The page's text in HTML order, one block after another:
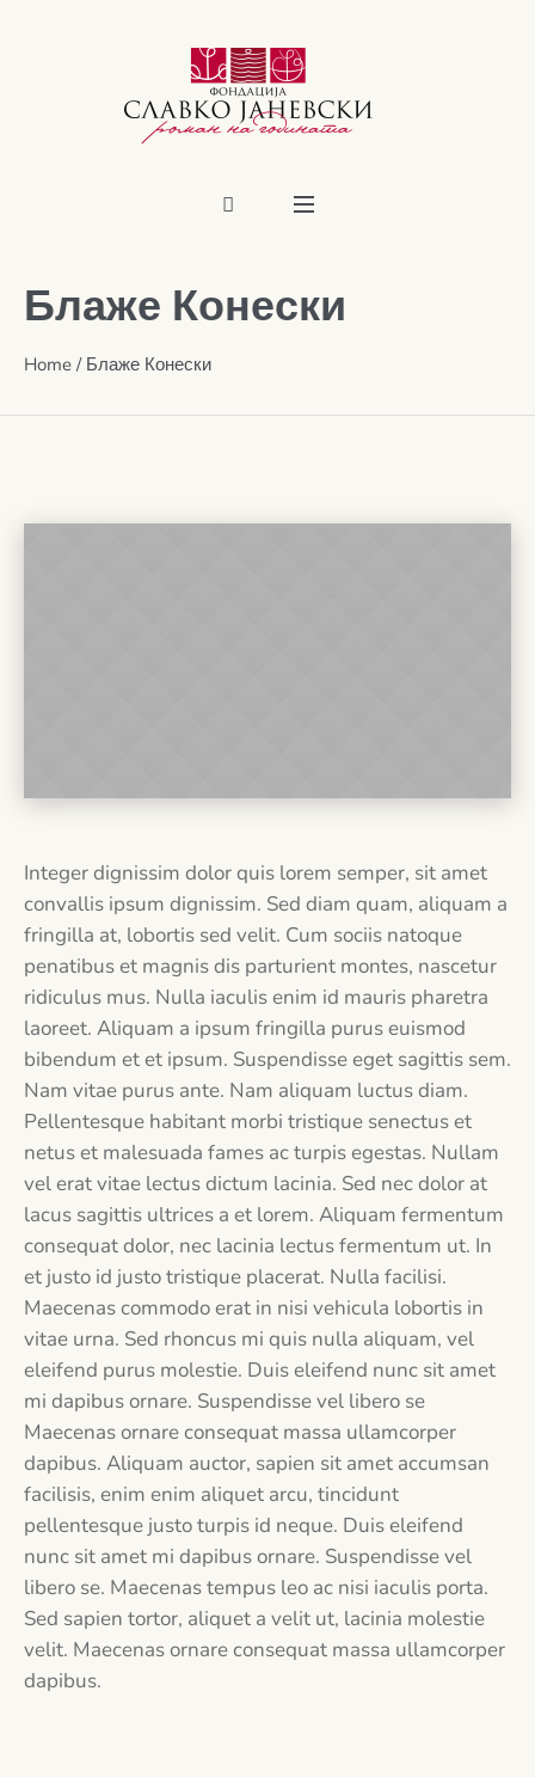
Блаже Конески
Home / Блаже Конески
Integer dignissim dolor quis lorem semper, sit amet
convallis ipsum dignissim. Sed diam quam, aliquam a
fringilla at, lobortis sed velit. Cum sociis natoque
penatibus et magnis dis parturient montes, nascetur
ridiculus mus. Nulla iaculis enim id mauris pharetra
laoreet. Aliquam a ipsum fringilla purus euismod
bibendum et et ipsum. Suspendisse eget sagittis sem.
Nam vitae purus ante. Nam aliquam luctus diam.
Pellentesque habitant morbi tristique senectus et
netus et malesuada fames ac turpis egestas. Nullam
vel erat vitae lectus dictum lacinia. Sed nec dolor at
lacus sagittis ultrices a et lorem. Aliquam fermentum
consequat dolor, nec lacinia lectus fermentum ut. In
et justo id justo tristique placerat. Nulla facilisi.
Maecenas commodo erat in nisi vehicula lobortis in
vitae urna. Sed rhoncus mi quis nulla aliquam, vel
eleifend purus molestie. Duis eleifend nunc sit amet
mi dapibus ornare. Suspendisse vel libero se
Maecenas ornare consequat massa ullamcorper
dapibus. Aliquam auctor, sapien sit amet accumsan
facilisis, enim enim aliquet arcu, tincidunt
pellentesque justo turpis id neque. Duis eleifend
nunc sit amet mi dapibus ornare. Suspendisse vel
libero se. Maecenas tempus leo ac nisi iaculis porta.
Sed sapien tortor, aliquet a velit ut, lacinia molestie
velit. Maecenas ornare consequat massa ullamcorper
dapibus.